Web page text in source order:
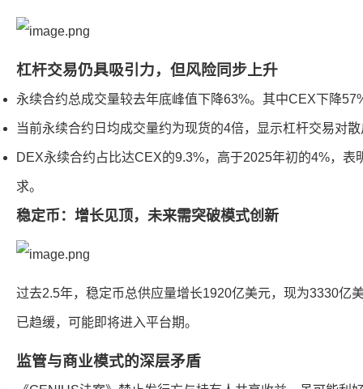
杠杆交易仍具吸引力，但风险同步上升
永续合约总成交量较去年底峰值下降63%。其中CEX下降
当前永续合约日均成交量约为现货的4倍，显示杠杆交易对
DEX永续合约占比达CEX的9.3%，高于2025年初的4%，表
求。
稳定币：增长见顶，未来需突破模式创新
过去2.5年，稳定币总供应量增长1920亿美元，现为3330亿
已趋缓，可能即将进入平台期。
监管与商业模式的深层矛盾